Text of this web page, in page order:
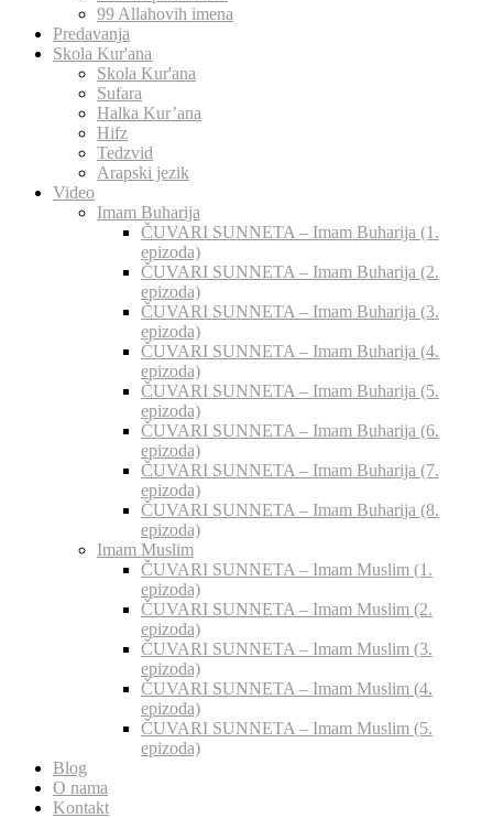
99 Allahovih imena
Predavanja
Skola Kur'ana
Skola Kur'ana
Sufara
Halka Kur’ana
Hifz
Tedzvid
Arapski jezik
Video
Imam Buharija
ČUVARI SUNNETA – Imam Buharija (1.
epizoda)
ČUVARI SUNNETA – Imam Buharija (2.
epizoda)
ČUVARI SUNNETA – Imam Buharija (3.
epizoda)
ČUVARI SUNNETA – Imam Buharija (4.
epizoda)
ČUVARI SUNNETA – Imam Buharija (5.
epizoda)
ČUVARI SUNNETA – Imam Buharija (6.
epizoda)
ČUVARI SUNNETA – Imam Buharija (7.
epizoda)
ČUVARI SUNNETA – Imam Buharija (8.
epizoda)
Imam Muslim
ČUVARI SUNNETA – Imam Muslim (1.
epizoda)
ČUVARI SUNNETA – Imam Muslim (2.
epizoda)
ČUVARI SUNNETA – Imam Muslim (3.
epizoda)
ČUVARI SUNNETA – Imam Muslim (4.
epizoda)
ČUVARI SUNNETA – Imam Muslim (5.
epizoda)
Blog
O nama
Kontakt